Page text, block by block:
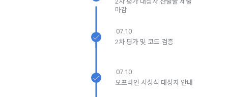
서의 소비자보호에 관한 법률, 전자문서 및 전자거래기본법, 전
자금융거래법, 전자서명법, 소비자기본법, 개인정보보호법 등
3. "회사"는 "서비스"에 대해 별도의 이용약관 또는 정책(이하
“별도약관”)을 둘 수 있으며, 그 내용이 이 약관과 충돌하는 경우
4. “회사”의 영업상 중요한 사유 또는 관계 법령에 의한 변경사
유가 있을 때, 약관을 변경할 수 있으며, 약관을 개정할 경우에는
3. 수집하는 개인정보 항목 및 수집방법
1) 회원가입 시 수집하는 항목
마감
07.10
2차 평가 및 코드 검증
07.10
오프라인 시상식 대상자 안내